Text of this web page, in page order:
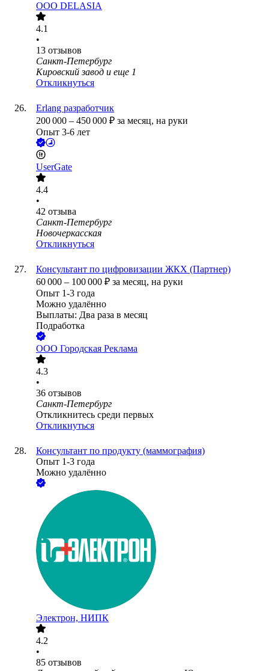
ООО DELASIA
4.1
•
13 отзывов
Санкт-Петербург
Кировский завод и еще 1
Откликнуться
Erlang разработчик
200 000 – 450 000 ₽ за месяц, на руки
Опыт 3-6 лет
UserGate
4.4
•
42 отзыва
Санкт-Петербург
Новочеркасская
Откликнуться
Консультант по цифровизации ЖКХ (Партнер)
60 000 – 100 000 ₽ за месяц, на руки
Опыт 1-3 года
Можно удалённо
Выплаты: Два раза в месяц
Подработка
ООО Городская Реклама
4.3
•
36 отзывов
Санкт-Петербург
Откликнитесь среди первых
Откликнуться
Консультант по продукту (маммография)
Опыт 1-3 года
Можно удалённо
Электрон, НИПК
4.2
•
85 отзывов